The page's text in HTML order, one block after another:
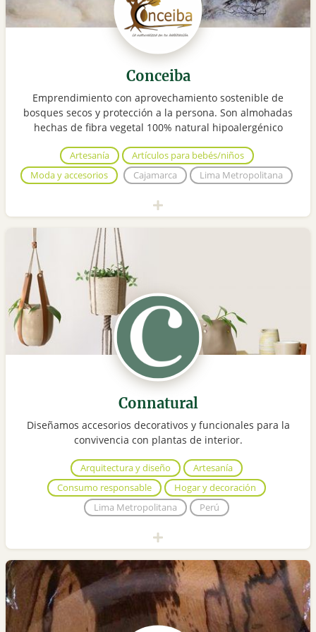
Conceiba
Emprendimiento con aprovechamiento sostenible de
bosques secos y protección a la persona. Son almohadas
hechas de fibra vegetal 100% natural hipoalergénico
Artesanía
Artículos para bebés/niños
Moda y accesorios
Cajamarca Lima Metropolitana
Connatural
Diseñamos accesorios decorativos y funcionales para la
convivencia con plantas de interior.
Arquitectura y diseño
Artesanía
Consumo responsable
Hogar y decoración
Lima Metropolitana
Perú